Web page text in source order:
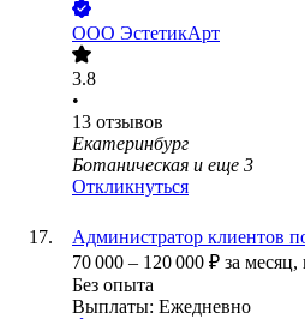
ООО ЭстетикАрт
3.8
•
13 отзывов
Екатеринбург
Ботаническая и еще 3
Откликнуться
Администратор клиентов
70 000 – 120 000 ₽ за месяц,
Без опыта
Выплаты: Ежедневно